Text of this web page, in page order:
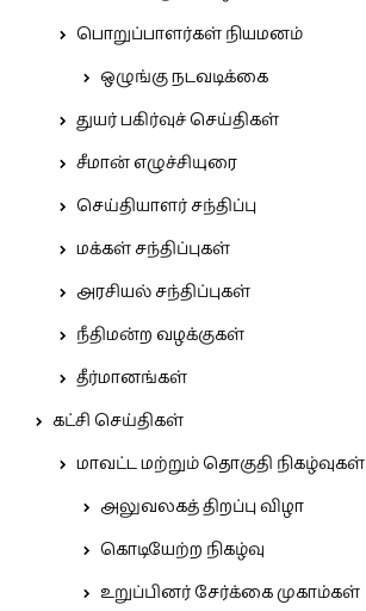
பொறுப்பாளர்கள் நியமனம்
ஒழுங்கு நடவடிக்கை
துயர் பகிர்வுச் செய்திகள்
சீமான் எழுச்சியுரை
செய்தியாளர் சந்திப்பு
மக்கள் சந்திப்புகள்
அரசியல் சந்திப்புகள்
நீதிமன்ற வழக்குகள்
தீர்மானங்கள்
கட்சி செய்திகள்
மாவட்ட மற்றும் தொகுதி நிகழ்வுகள்
அலுவலகத் திறப்பு விழா
கொடியேற்ற நிகழ்வு
உறுப்பினர் சேர்க்கை முகாம்கள்